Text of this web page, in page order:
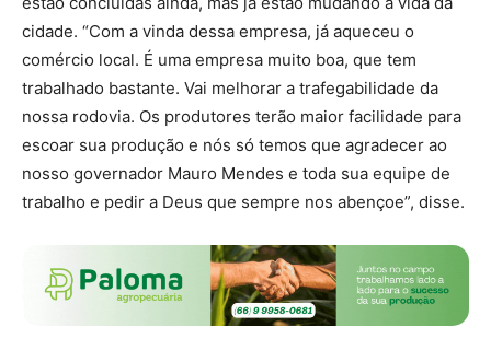
cidade. “Com a vinda dessa empresa, já aqueceu o
comércio local. É uma empresa muito boa, que tem
trabalhado bastante. Vai melhorar a trafegabilidade da
nossa rodovia. Os produtores terão maior facilidade para
escoar sua produção e nós só temos que agradecer ao
nosso governador Mauro Mendes e toda sua equipe de
trabalho e pedir a Deus que sempre nos abençoe”, disse.